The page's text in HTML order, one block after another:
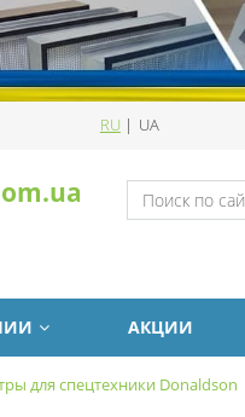
RU| UA
АКЦИИ
для спецтехники Donaldson